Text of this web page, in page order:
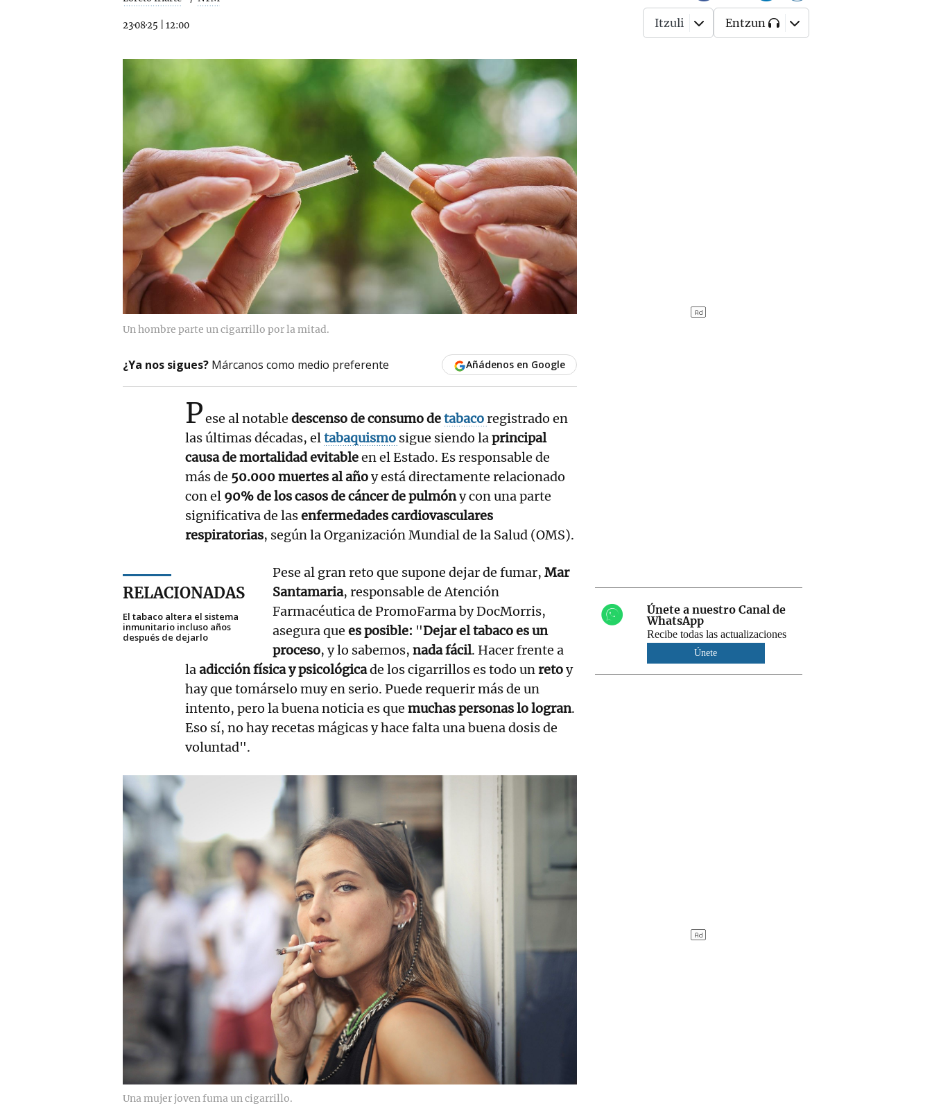
23·08·25 12:00 Itzuli Entzun
Un hombre parte un cigarrillo por la mitad.
¿Ya nos sigues? Márcanos como medio preferente Añádenos en Google
Pese al notable descenso de consumo detabacoregistrado en
las últimas décadas, eltabaquismo sigue siendo laprincipal
causa de mortalidad evitableen el Estado. Es responsable de
más de 50.000 muertes al añoy está directamente relacionado
con el 90% de los casos de cáncer de pulmóny con una parte
significativa de lasenfermedades cardiovasculares
respiratorias, según la Organización Mundial de la Salud (OMS).
RELACIONADAS
El tabaco altera el sistema
inmunitario incluso años
después de dejarlo
Pese al gran reto que supone dejar de fumar,Mar
Santamaria, responsable de Atención
Farmacéutica de PromoFarma by DocMorris,
asegura quees posible: "Dejar el tabaco es un
proceso, y lo sabemos,nada fácil. Hacer frente a
laadicción física y psicológicade los cigarrillos es todo unretoy
hay que tomárselo muy en serio. Puede requerir más de un
intento, pero la buena noticia es que muchas personas lo logran.
Eso sí, no hay recetas mágicas y hace falta una buena dosis de
voluntad".
Una mujer joven fuma un cigarrillo.
Únete a nuestro Canal de
WhatsApp
Recibe todas las actualizaciones
Únete